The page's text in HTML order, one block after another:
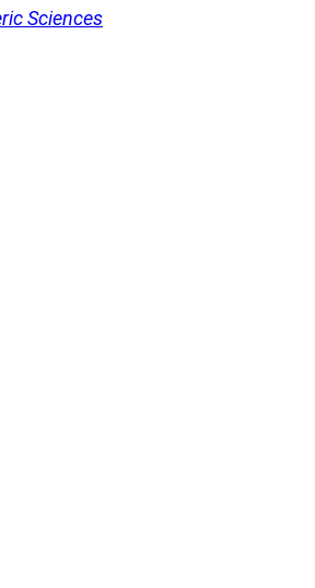
Sciences